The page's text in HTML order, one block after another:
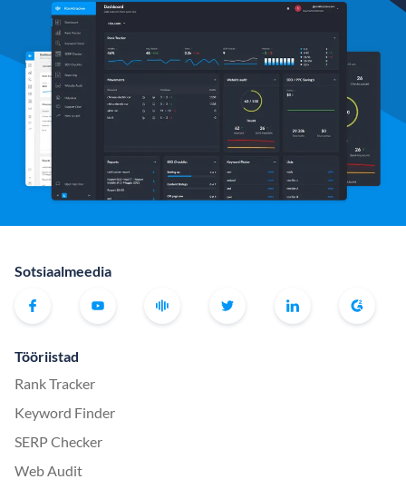
Sotsiaalmeedia
Tööriistad
Rank Tracker
Keyword Finder
SERP Checker
Web Audit